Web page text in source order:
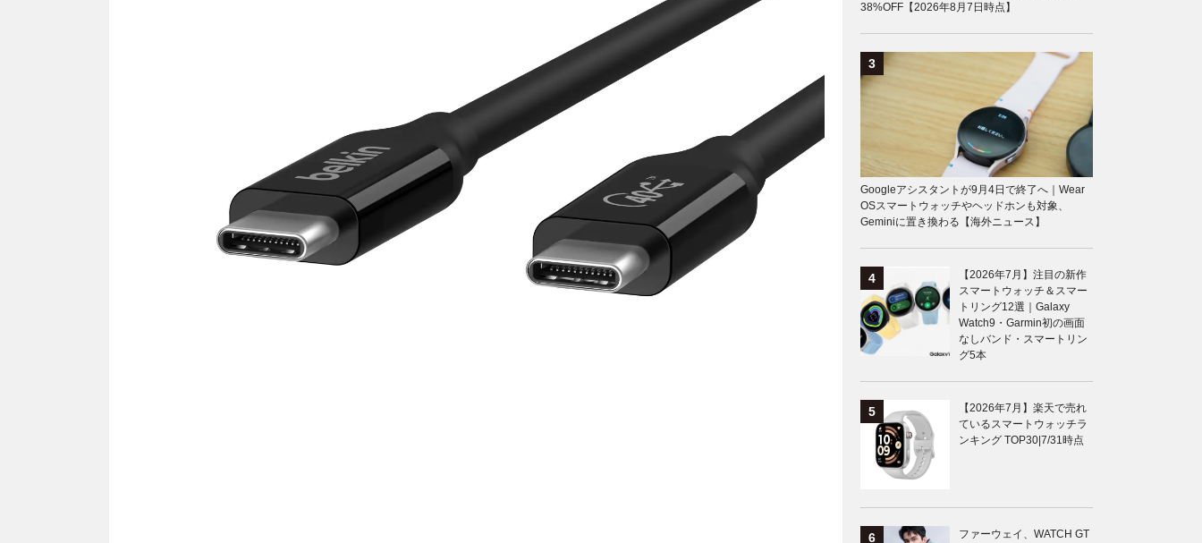
38%OFF【2026年8月7日時点】
Googleアシスタントが9月4日で終了へ｜Wear
OSスマートウォッチやヘッドホンも対象、
Geminiに置き換わる【海外ニュース】
【2026年7月】注目の新作
スマートウォッチ＆スマー
トリング12選｜Galaxy
Watch9・Garmin初の画面
なしバンド・スマートリン
グ5本
【2026年7月】楽天で売れ
ているスマートウォッチラ
ンキング TOP30|7/31時点
ファーウェイ、WATCH GT